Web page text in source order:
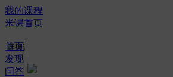
我的课程
米课首页
首页
发现
问答